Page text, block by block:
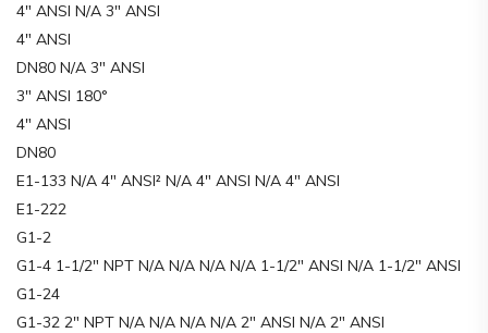
4″ ANSI N/A 3″ ANSI
4″ ANSI
DN80 N/A 3″ ANSI
3″ ANSI 180°
4″ ANSI
DN80
E1-133 N/A 4″ ANSI² N/A 4″ ANSI N/A 4″ ANSI
E1-222
G1-2
G1-4 1-1/2″ NPT N/A N/A N/A N/A 1-1/2″ ANSI N/A 1-1/2″ ANSI
G1-24
G1-32 2″ NPT N/A N/A N/A N/A 2″ ANSI N/A 2″ ANSI